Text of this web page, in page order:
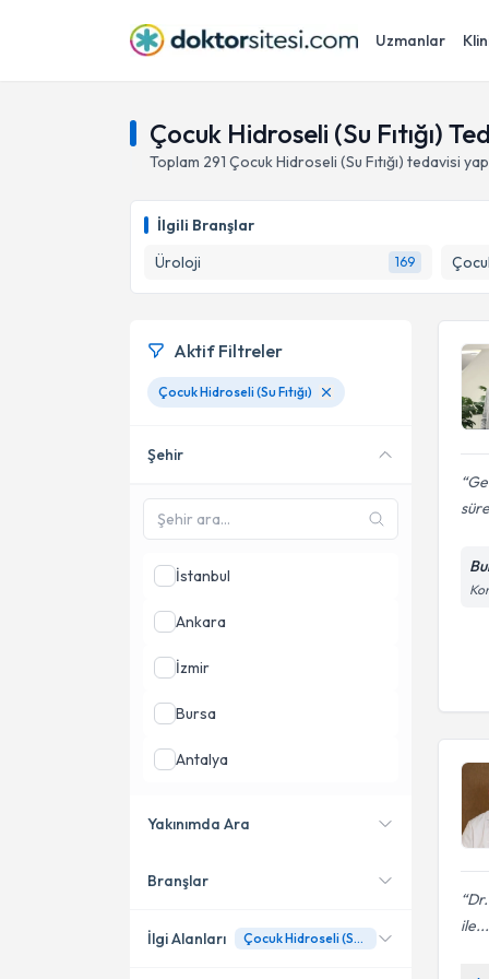
Uzmanlar
Çocuk Hidroseli (Su Fıtığı)
Toplam 291 Çocuk Hidroseli (Su Fıtığı) tedavisi
İlgili Branşlar
Üroloji
169
ile...
Aktif Filtreler
Çocuk Hidroseli (Su Fıtığı)
Şehir
İstanbul
Ankara
İzmir
Bursa
Antalya
Yakınımda Ara
Konumuma yakın uzmanları
Branşlar
İlgi Alanları Çocuk Hidroseli (Su Fıtığı)